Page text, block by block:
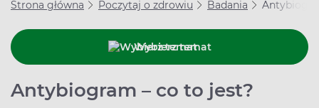
Strona główna Poczytaj o zdrowiu Badania
Wybierz temat
Antybiogram – co to jest?